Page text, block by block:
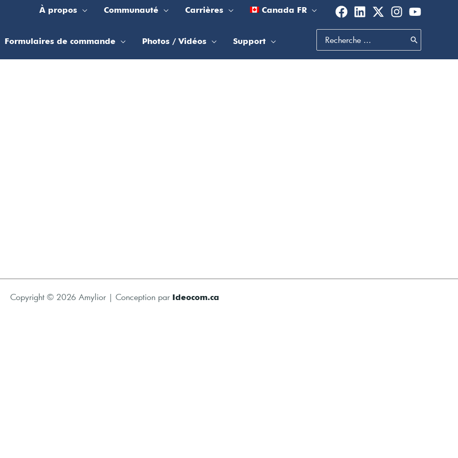
À propos Communauté Carrières Canada FR
Formulaires de commande Photos / Vidéos Support
Search
for:
Copyright © 2026 Amylior | Conception par Ideocom.ca